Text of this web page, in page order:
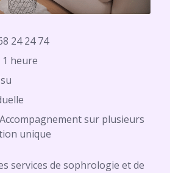
24 24 74
1 heure
sur plusieurs
unique
services de sophrologie et de